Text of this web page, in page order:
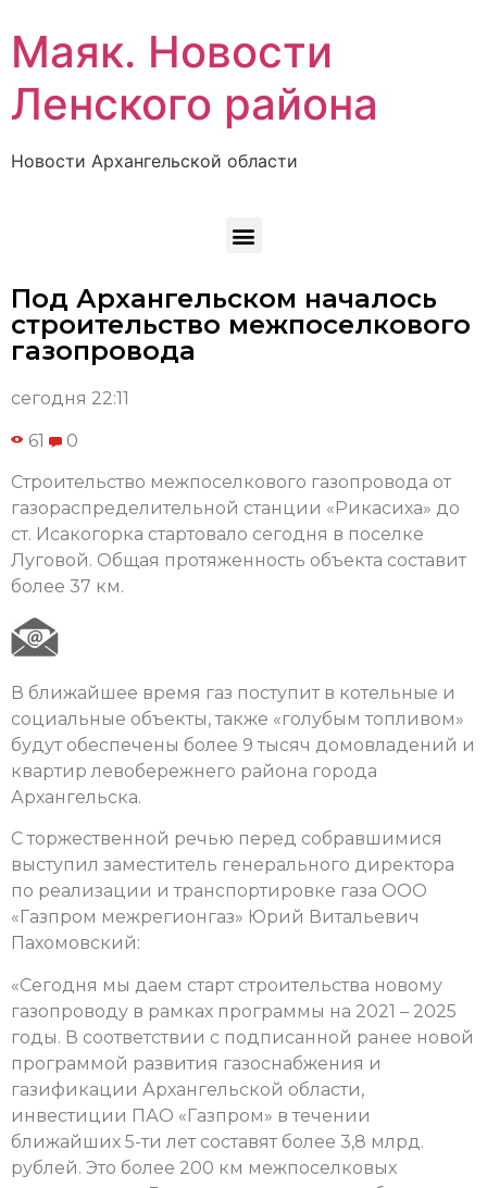
Маяк. Новости
Ленского района
Новости Архангельской области
Под Архангельском началось
строительство межпоселкового
газопровода
сегодня 22:11
61 0
Строительство межпоселкового газопровода от
газораспределительной станции «Рикасиха» до
ст. Исакогорка стартовало сегодня в поселке
Луговой. Общая протяженность объекта составит
более 37 км.
В ближайшее время газ поступит в котельные и
социальные объекты, также «голубым топливом»
будут обеспечены более 9 тысяч домовладений и
квартир левобережнего района города
Архангельска.
C торжественной речью перед собравшимися
выступил заместитель генерального директора
по реализации и транспортировке газа ООО
«Газпром межрегионгаз» Юрий Витальевич
Пахомовский:
«Сегодня мы даем старт строительства новому
газопроводу в рамках программы на 2021 – 2025
годы. В соответствии с подписанной ранее новой
программой развития газоснабжения и
газификации Архангельской области,
инвестиции ПАО «Газпром» в течении
ближайших 5-ти лет составят более 3,8 млрд.
рублей. Это более 200 км межпоселковых